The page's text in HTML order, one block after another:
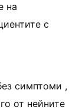
на
с
симптоми ,
от нейните